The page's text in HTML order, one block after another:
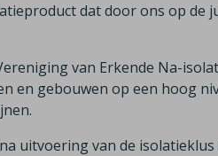
dat door ons op de
van Erkende Na-
en gebouwen op een hoog
uitvoering van de isolatieklus